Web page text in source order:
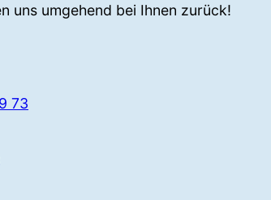
uns umgehend bei Ihnen zurück!
73